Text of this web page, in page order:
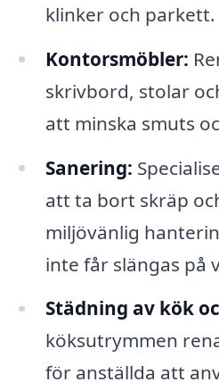
klinker och parkett.
Kontorsmöbler:
skrivbord, stolar
att minska smuts
Sanering:
att ta bort skräp
miljövänlig
inte får slängas på
Städning av kök
köksutrymmen
för anställda att